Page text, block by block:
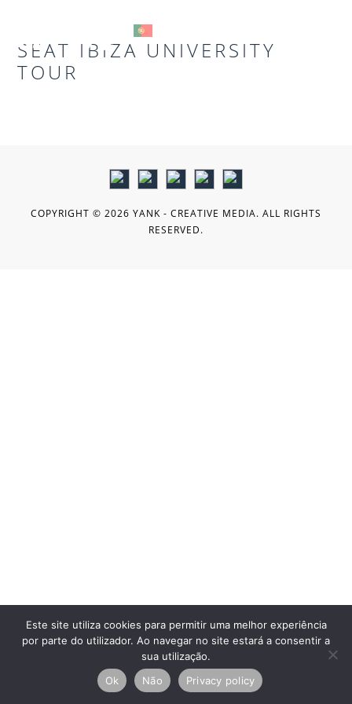
SEAT IBIZA UNIVERSITY
TOUR
COPYRIGHT © 2026 YANK - CREATIVE MEDIA. ALL RIGHTS
RESERVED.
Este site utiliza cookies para permitir uma melhor experiência
por parte do utilizador. Ao navegar no site estará a consentir a
sua utilização.
Ok
Não Privacy policy